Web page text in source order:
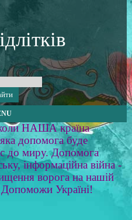
НАША країна
допомога буде
до миру. Допомога
інформаційна війна -
ворога на нашій
Україні!